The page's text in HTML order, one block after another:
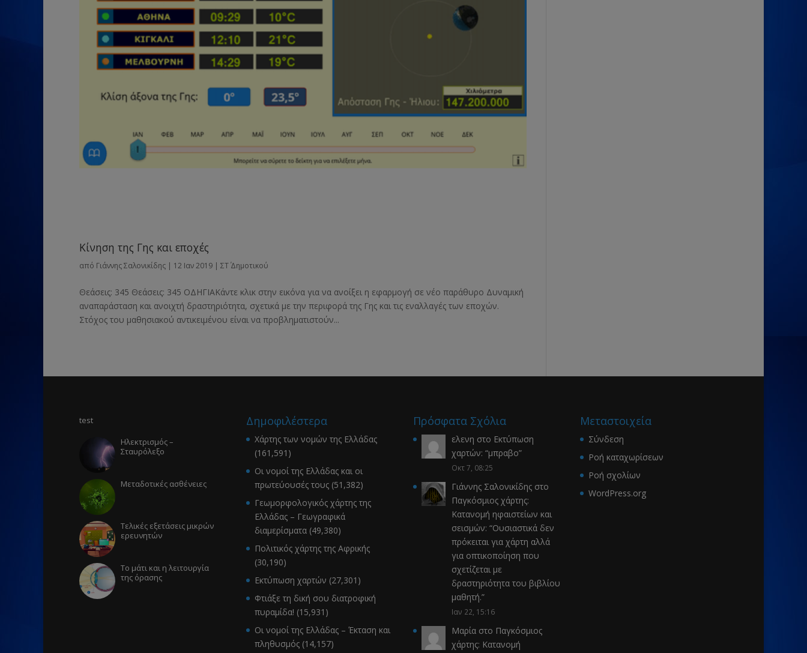
Κίνηση της Γης και εποχές
από Γιάννης Σαλονικίδης | 12 Ιαν 2019 | ΣΤ΄ Δημοτικού
Θεάσεις: 345 Θεάσεις: 345 ΟΔΗΓΙΑΚάντε κλικ στην εικόνα για να ανοίξει η εφαρμογή σε νέο παράθυρο Δυναμική
αναπαράσταση και ανοιχτή δραστηριότητα, σχετικά με την περιφορά της Γης και τις εναλλαγές των εποχών.
Στόχος του μαθησιακού αντικειμένου είναι να προβληματιστούν...
test
Ηλεκτρισμός –
Σταυρόλεξο
Μεταδοτικές ασθένειες
Τελικές εξετάσεις μικρών
ερευνητών
Το μάτι και η λειτουργία
της όρασης
Δημοφιλέστερα
Χάρτης των νομών της Ελλάδας
(161,591)
Οι νομοί της Ελλάδας και οι
πρωτεύουσές τους (51,382)
Γεωμορφολογικός χάρτης της
Ελλάδας – Γεωγραφικά
διαμερίσματα (49,380)
Πολιτικός χάρτης της Αφρικής
(30,190)
Εκτύπωση χαρτών (27,301)
Φτιάξε τη δική σου διατροφική
πυραμίδα! (15,931)
Οι νομοί της Ελλάδας – Έκταση και
πληθυσμός (14,157)
Πρόσφατα Σχόλια
ελενη στο Εκτύπωση
χαρτών: “μπραβο”
Οκτ 7, 08:25
Γιάννης Σαλονικίδης στο
Παγκόσμιος χάρτης:
Κατανομή ηφαιστείων και
σεισμών: “Ουσιαστικά δεν
πρόκειται για χάρτη αλλά
για οπτικοποίηση που
σχετίζεται με
δραστηριότητα του βιβλίου
μαθητή.”
Ιαν 22, 15:16
Μαρία στο Παγκόσμιος
χάρτης: Κατανομή
Μεταστοιχεία
Σύνδεση
Ροή καταχωρίσεων
Ροή σχολίων
WordPress.org